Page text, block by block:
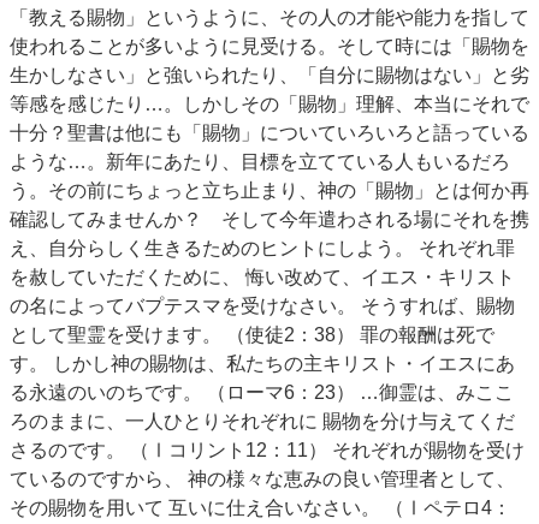
「教える賜物」というように、その人の才能や能力を指して
使われることが多いように見受ける。そして時には「賜物を
生かしなさい」と強いられたり、「自分に賜物はない」と劣
等感を感じたり…。しかしその「賜物」理解、本当にそれで
十分？聖書は他にも「賜物」についていろいろと語っている
ような…。新年にあたり、目標を立てている人もいるだろ
う。その前にちょっと立ち止まり、神の「賜物」とは何か再
確認してみませんか？ そして今年遣わされる場にそれを携
え、自分らしく生きるためのヒントにしよう。 それぞれ罪
を赦していただくために、 悔い改めて、イエス・キリスト
の名によってバプテスマを受けなさい。 そうすれば、賜物
として聖霊を受けます。 （使徒2：38） 罪の報酬は死で
す。 しかし神の賜物は、私たちの主キリスト・イエスにあ
る永遠のいのちです。 （ローマ6：23） …御霊は、みここ
ろのままに、一人ひとりそれぞれに 賜物を分け与えてくだ
さるのです。 （Ⅰコリント12：11） それぞれが賜物を受け
ているのですから、 神の様々な恵みの良い管理者として、
その賜物を用いて 互いに仕え合いなさい。 （Ⅰペテロ4：